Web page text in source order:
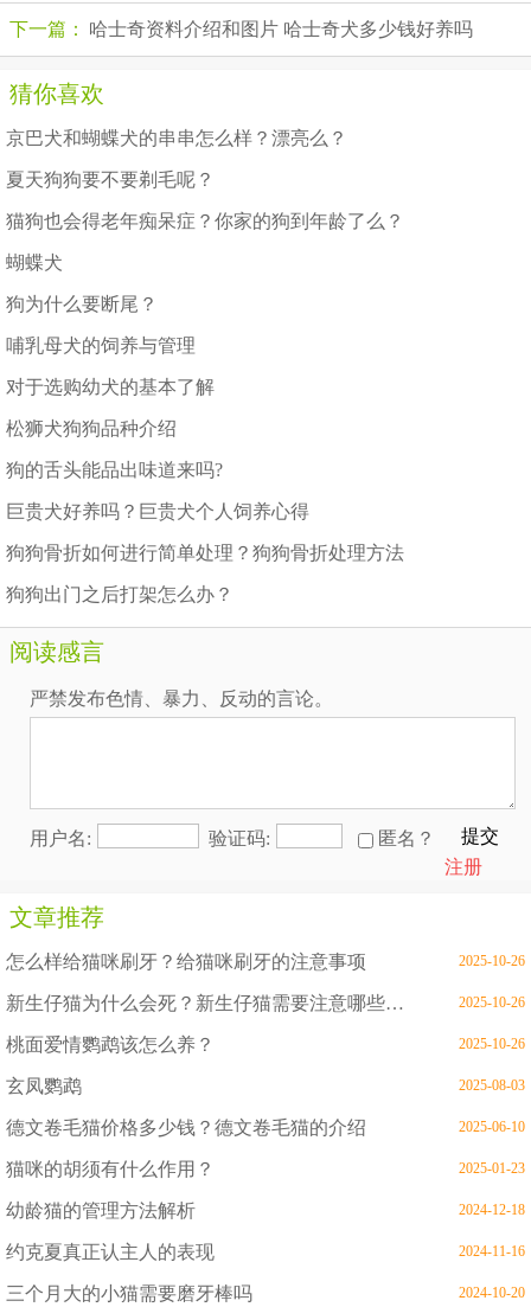
下一篇： 哈士奇资料介绍和图片 哈士奇犬多少钱好养吗
猜你喜欢
京巴犬和蝴蝶犬的串串怎么样？漂亮么？
夏天狗狗要不要剃毛呢？
猫狗也会得老年痴呆症？你家的狗到年龄了么？
蝴蝶犬
狗为什么要断尾？
哺乳母犬的饲养与管理
对于选购幼犬的基本了解
松狮犬狗狗品种介绍
狗的舌头能品出味道来吗?
巨贵犬好养吗？巨贵犬个人饲养心得
狗狗骨折如何进行简单处理？狗狗骨折处理方法
狗狗出门之后打架怎么办？
阅读感言
严禁发布色情、暴力、反动的言论。
用户名: 验证码: 匿名？
提交
注册
文章推荐
怎么样给猫咪刷牙？给猫咪刷牙的注意事项 2025-10-26
新生仔猫为什么会死？新生仔猫需要注意哪些问题 2025-10-26
桃面爱情鹦鹉该怎么养？ 2025-10-26
玄凤鹦鹉 2025-08-03
德文卷毛猫价格多少钱？德文卷毛猫的介绍 2025-06-10
猫咪的胡须有什么作用？ 2025-01-23
幼龄猫的管理方法解析 2024-12-18
约克夏真正认主人的表现 2024-11-16
三个月大的小猫需要磨牙棒吗 2024-10-20